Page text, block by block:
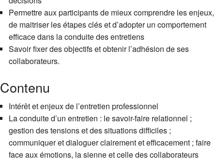
Permettre aux participants de mieux comprendre les enjeux,
de maitriser les étapes clés et d’adopter un comportement
efficace dans la conduite des entretiens
Savoir fixer des objectifs et obtenir l’adhésion de ses
collaborateurs.
Contenu
Intérêt et enjeux de l’entretien professionnel
La conduite d’un entretien : le savoir-faire relationnel ;
gestion des tensions et des situations difficiles ;
communiquer et dialoguer clairement et efficacement ; faire
face aux émotions, la sienne et celle des collaborateurs